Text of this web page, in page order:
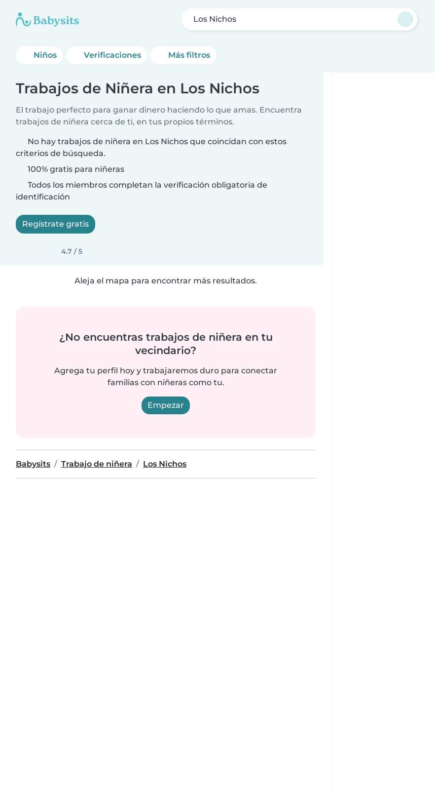
Los Nichos
Niños Verificaciones Más filtros
Trabajos de Niñera en Los Nichos
El trabajo perfecto para ganar dinero haciendo lo que amas. Encuentra
trabajos de niñera cerca de ti, en tus propios términos.
No hay trabajos de niñera en Los Nichos que coincidan con estos
criterios de búsqueda.
100% gratis para niñeras
Todos los miembros completan la verificación obligatoria de
identificación
Regístrate gratis
4.7 / 5
Aleja el mapa para encontrar más resultados.
¿No encuentras trabajos de niñera en tu
vecindario?
Agrega tu perfil hoy y trabajaremos duro para conectar
familias con niñeras como tu.
Empezar
Babysits Trabajo de niñera Los Nichos